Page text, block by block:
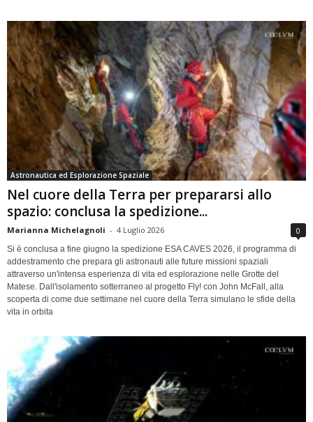
Astronautica ed Esplorazione Spaziale
Nel cuore della Terra per prepararsi allo
spazio: conclusa la spedizione...
Marianna Michelagnoli - 4 Luglio 2026 0
Si è conclusa a fine giugno la spedizione ESA CAVES 2026, il programma di
addestramento che prepara gli astronauti alle future missioni spaziali
attraverso un'intensa esperienza di vita ed esplorazione nelle Grotte del
Matese. Dall'isolamento sotterraneo al progetto Fly! con John McFall, alla
scoperta di come due settimane nel cuore della Terra simulano le sfide della
vita in orbita